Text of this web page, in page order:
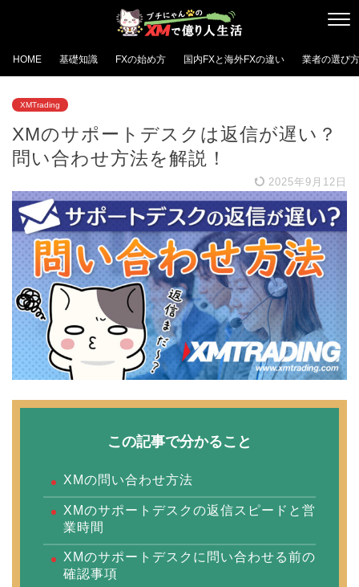
HOME 基礎知識 FXの始め方 国内FXと海外FXの違い 業者の選び方
XMTrading
XMのサポートデスクは返信が遅い？
問い合わせ方法を解説！
2025年9月12日
この記事で分かること
XMの問い合わせ方法
XMのサポートデスクの返信スピードと営
業時間
XMのサポートデスクに問い合わせる前の
確認事項